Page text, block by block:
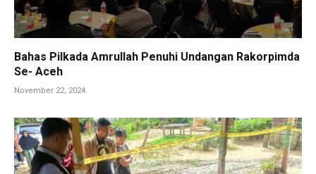
Bahas Pilkada Amrullah Penuhi Undangan Rakorpimda
Se- Aceh
November 22, 2024